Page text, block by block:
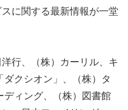
に関する最新情報が一堂
行、（株）カーリル、キ
クシオン」、（株）タ
ディング、（株）図書館